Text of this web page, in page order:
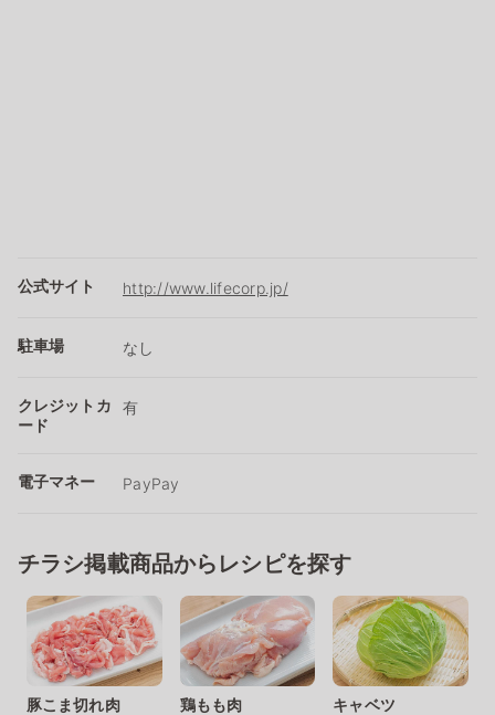
公式サイト http://www.lifecorp.jp/
駐車場 なし
クレジットカ
ード
有
電子マネー PayPay
チラシ掲載商品からレシピを探す
豚こま切れ肉 鶏もも肉 キャベツ